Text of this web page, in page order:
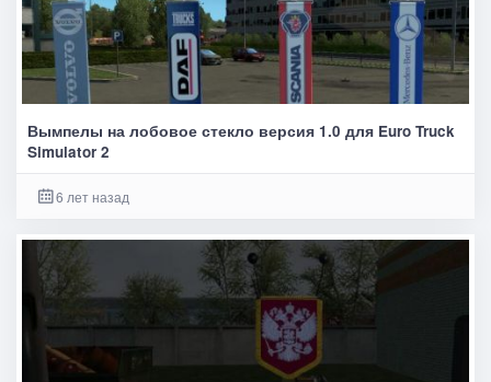
Вымпелы на лобовое стекло версия 1.0 для Euro Truck
Simulator 2
6 лет назад